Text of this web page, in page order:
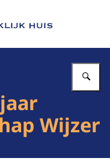
Het Koninklijk Huis
Wijzer